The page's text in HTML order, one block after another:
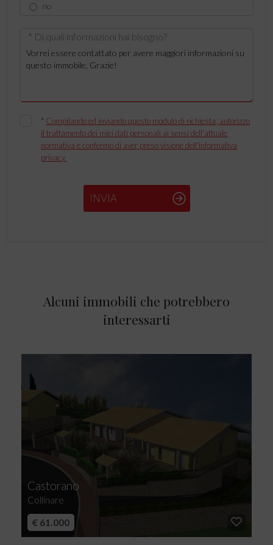
no
* Di quali informazioni hai bisogno?
* Compilando ed inviando questo modulo di richiesta, autorizzo
il trattamento dei miei dati personali ai sensi dell'attuale
normativa e confermo di aver preso visione dell'informativa
privacy.
INVIA
Alcuni immobili che potrebbero
interessarti
Castorano
Collinare
€ 61.000